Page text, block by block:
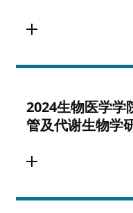
2024生物医学学
管及代谢生物学